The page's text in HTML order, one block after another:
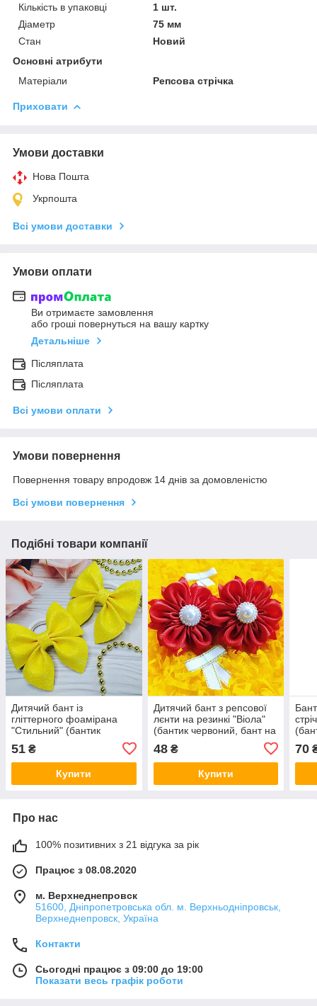
Кількість в упаковці
1 шт.
Діаметр
75 мм
Стан
Новий
Основні атрибути
Матеріали
Репсова стрічка
Приховати
Умови доставки
Нова Пошта
Укрпошта
Всі умови доставки
Умови оплати
Ви отримаєте замовлення
або гроші повернуться на вашу картку
Детальніше
Післяплата
Післяплата
Всі умови оплати
Умови повернення
Повернення товару впродовж 14 днів за домовленістю
Всі умови повернення
Подібні товари компанії
Дитячий бант із
гліттерного фоамірана
"Стильний" (бантик
волосся, бант на резинкі
на голову)
51 ₴
Купити
Дитячий бант з репсової
лєнти на резинкі "Віола"
(бантик червоний, бант на
волосся, бантики)
48₴
Купити
70
Про нас
100% позитивних з 21 відгука за рік
Працює з 08.08.2020
м. Верхнеднепровск
51600, Дніпропетровська обл. м. Верхньодніпровськ,
Верхнеднепровск, Україна
Контакти
Сьогодні працює з 09:00 до 19:00
Показати весь графік роботи